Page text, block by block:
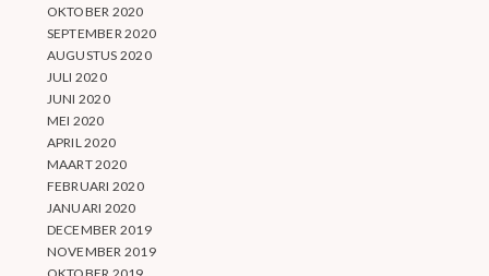
OKTOBER 2020
SEPTEMBER 2020
AUGUSTUS 2020
JULI 2020
JUNI 2020
MEI 2020
APRIL 2020
MAART 2020
FEBRUARI 2020
JANUARI 2020
DECEMBER 2019
NOVEMBER 2019